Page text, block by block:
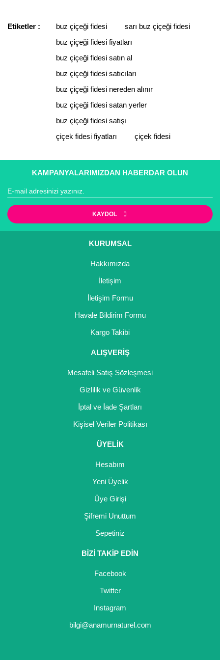
Yorum Yaz
Ürün resmi kalitesiz, bozuk veya görüntülenemiyor.
Ürün açıklamasında eksik bilgiler bulunuyor.
Ürün bilgilerinde hatalar bulunuyor.
Gönder
Etiketler : buz çiçeği fidesi
sarı buz çiçeği fidesi
buz çiçeği fidesi fiyatları
buz çiçeği fidesi satın al
buz çiçeği fidesi satıcıları
buz çiçeği fidesi nereden alınır
buz çiçeği fidesi satan yerler
buz çiçeği fidesi satışı
çiçek fidesi fiyatları
çiçek fidesi
KAMPANYALARIMIZDAN HABERDAR OLUN
KAYDOL
KURUMSAL
Hakkımızda
İletişim
İletişim Formu
Havale Bildirim Formu
Kargo Takibi
ALIŞVERİŞ
Mesafeli Satış Sözleşmesi
Gizlilik ve Güvenlik
İptal ve İade Şartları
Kişisel Veriler Politikası
ÜYELİK
Hesabım
Yeni Üyelik
Üye Girişi
Şifremi Unuttum
Sepetiniz
BİZİ TAKİP EDİN
Facebook
Twitter
Instagram
bilgi@anamurnaturel.com